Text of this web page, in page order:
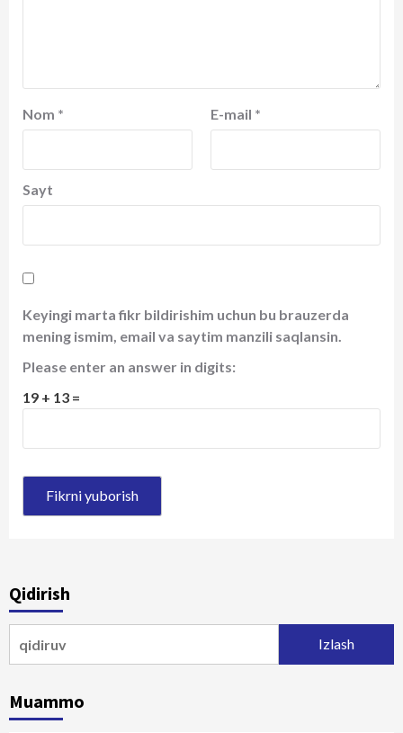
Nom * E-mail *
Sayt
Keyingi marta fikr bildirishim uchun bu brauzerda
mening ismim, email va saytim manzili saqlansin.
Please enter an answer in digits:
19 + 13 =
Qidirish
Muammo